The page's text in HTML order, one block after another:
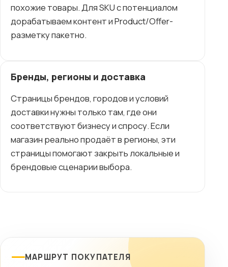
похожие товары. Для SKU с потенциалом
дорабатываем контент и Product/Offer-
разметку пакетно.
Бренды, регионы и доставка
Страницы брендов, городов и условий
доставки нужны только там, где они
соответствуют бизнесу и спросу. Если
магазин реально продаёт в регионы, эти
страницы помогают закрыть локальные и
брендовые сценарии выбора.
МАРШРУТ ПОКУПАТЕЛЯ